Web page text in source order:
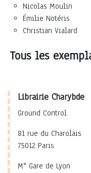
Nicolas Moulin
Émilie Notéris
Christian Vialard
Tous les
Librairie Charybde
Ground Control
81 rue du Charolais
75012 Paris
M° Gare de Lyon